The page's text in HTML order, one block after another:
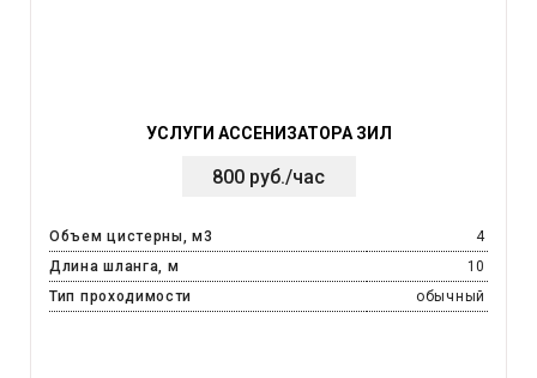
УСЛУГИ АССЕНИЗАТОРА ЗИЛ
800 руб./час
Объем цистерны, м3
4
Длина шланга, м
10
Тип проходимости
обычный